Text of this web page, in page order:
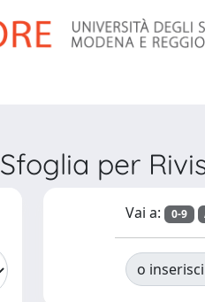
Sfoglia per
Vai a: 0-9
o